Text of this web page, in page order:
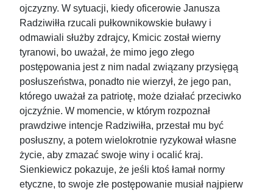
ojczyzny. W sytuacji, kiedy oficerowie Janusza
Radziwiłła rzucali pułkownikowskie buławy i
odmawiali służby zdrajcy, Kmicic został wierny
tyranowi, bo uważał, że mimo jego złego
postępowania jest z nim nadal związany przysięgą
posłuszeństwa, ponadto nie wierzył, że jego pan,
którego uważał za patriotę, może działać przeciwko
ojczyźnie. W momencie, w którym rozpoznał
prawdziwe intencje Radziwiłła, przestał mu być
posłuszny, a potem wielokrotnie ryzykował własne
życie, aby zmazać swoje winy i ocalić kraj.
Sienkiewicz pokazuje, że jeśli ktoś łamał normy
etyczne, to swoje złe postępowanie musiał najpierw